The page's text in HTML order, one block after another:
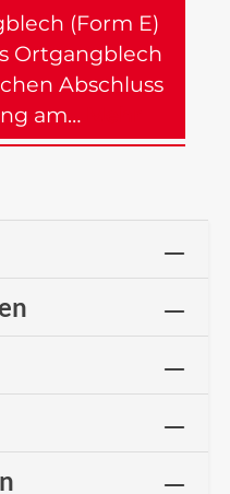
(Form E)
Ortgangblech
Abschluss
am…